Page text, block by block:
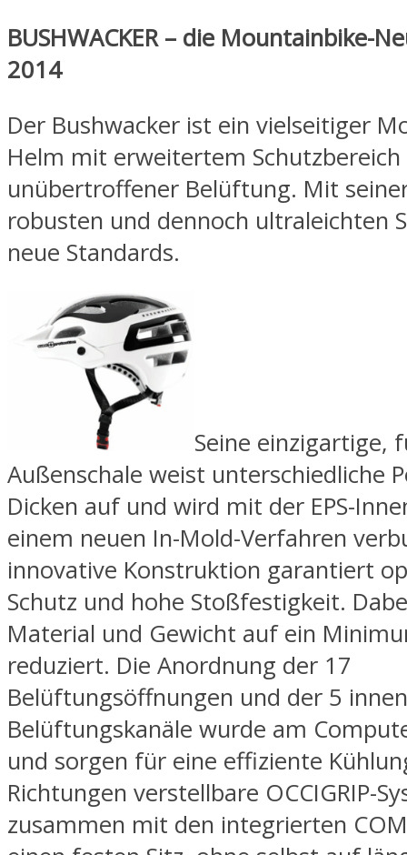
BUSHWACKER – die Mountainbike-
2014
Der Bushwacker ist ein vielseitiger
Helm mit erweitertem
unübertroffener Belüftung. Mit
robusten und dennoch ultraleichten
neue Standards.
Seine einzigartige,
Außenschale weist unterschiedliche
Dicken auf und wird mit der EPS-
einem neuen In-Mold-Verfahren
innovative Konstruktion garantiert
Schutz und hohe Stoßfestigkeit.
Material und Gewicht auf ein
reduziert. Die Anordnung der 17
Belüftungsöffnungen und der 5
Belüftungskanäle wurde am
und sorgen für eine effiziente
Richtungen verstellbare OCCIGRIP-
zusammen mit den integrierten